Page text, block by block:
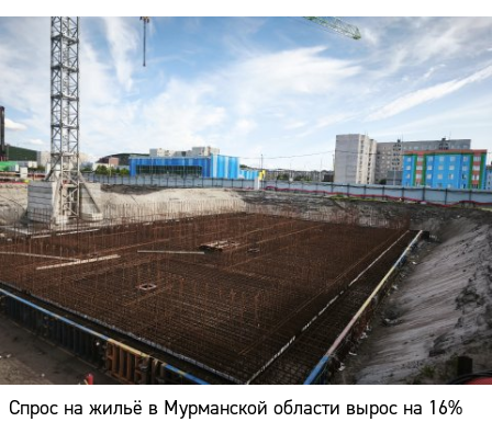
Спрос на жильё в Мурманской области вырос на 16%